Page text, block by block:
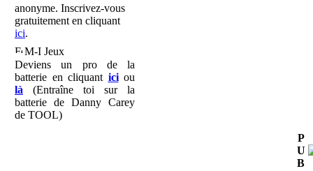
anonyme. Inscrivez-vous
gratuitement en cliquant
ici.
M-I Jeux
Deviens un pro de la
batterie en cliquant iciou
là (Entraîne toi sur la
batterie de Danny Carey
de TOOL)
P
U
B